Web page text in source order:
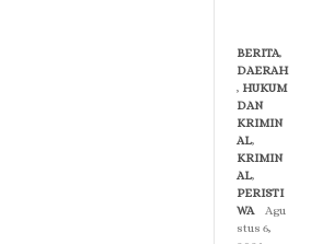
BERITA,
DAERAH
, HUKUM
DAN
KRIMIN
AL,
KRIMIN
AL,
PERISTI
WA
Agu
stus 6,